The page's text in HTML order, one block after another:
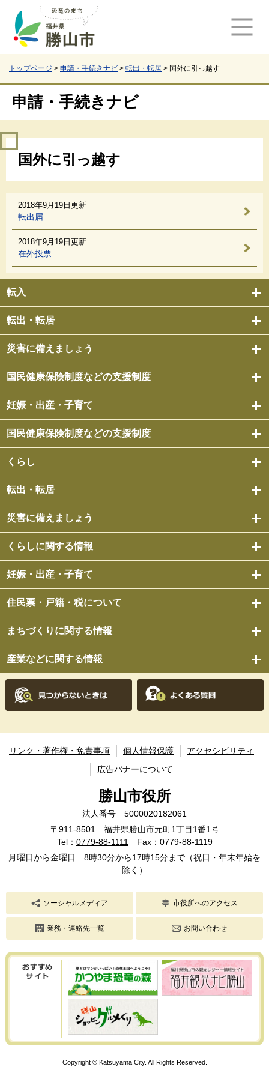
で
ば
本
文
トップページ > 申請・手続きナビ > 転出・転居 > 国外に引っ越す
申請・手続きナビ
転入
転出・転居
災害に備えましょう
国民健康保険制度などの支援制度
妊娠・出産・子育て
国民健康保険制度などの支援制度
くらし
転出・転居
災害に備えましょう
くらしに関する情報
妊娠・出産・子育て
住民票・戸籍・税について
まちづくりに関する情報
産業などに関する情報
国外に引っ越す
転出届
2018年9月19日更新
在外投票
2018年9月19日更新
リンク・著作権・免責事項 個人情報保護
アクセシビリティ
広告バナーについて
勝山市役所
法人番号 5000020182061
〒911-8501 福井県勝山市元町1丁目1番1号
Tel： 0779-88-1111
Fax：0779-88-1119
月曜日から金曜日 8時30分から17時15分まで（祝日・年末年始を
除く）
ソーシャルメディア 市役所へのアクセス
業務・連絡先一覧 お問い合わせ
Copyright © Katsuyama City. All Rights Reserved.